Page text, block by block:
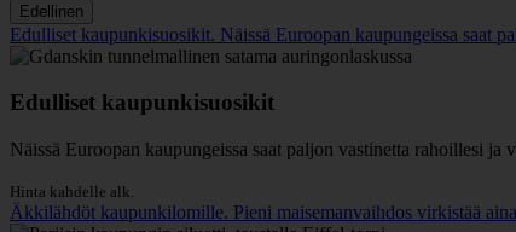
Edellinen
Edulliset kaupunkisuosikit. Näissä Euroopan kaupungeissa saat
Edulliset kaupunkisuosikit
Näissä Euroopan kaupungeissa saat paljon vastinetta rahoillesi
Hinta kahdelle alk.
Äkkilähdöt kaupunkilomille. Pieni maisemanvaihdos virkistää